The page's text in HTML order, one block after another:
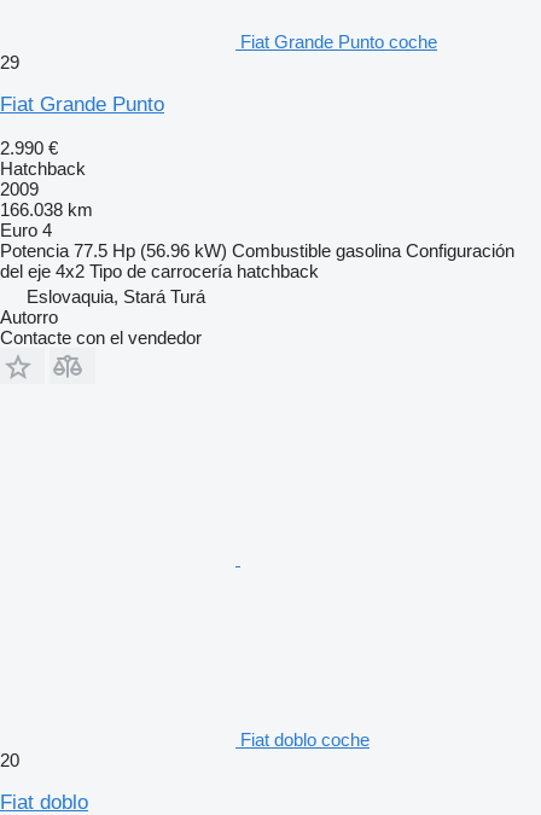
Fiat Grande Punto coche
29
Fiat Grande Punto
2.990 €
Hatchback
2009
166.038 km
Euro 4
Potencia 77.5 Hp (56.96 kW) Combustible gasolina Configuración
del eje 4x2 Tipo de carrocería hatchback
Eslovaquia, Stará Turá
Autorro
Contacte con el vendedor
Fiat doblo coche
20
Fiat doblo